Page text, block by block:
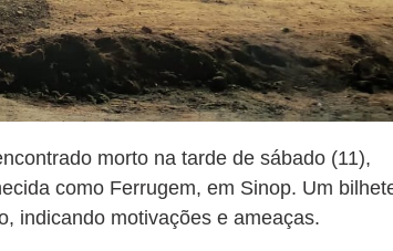
morto na tarde de sábado (11),
como Ferrugem, em Sinop. Um
indicando motivações e ameaças.